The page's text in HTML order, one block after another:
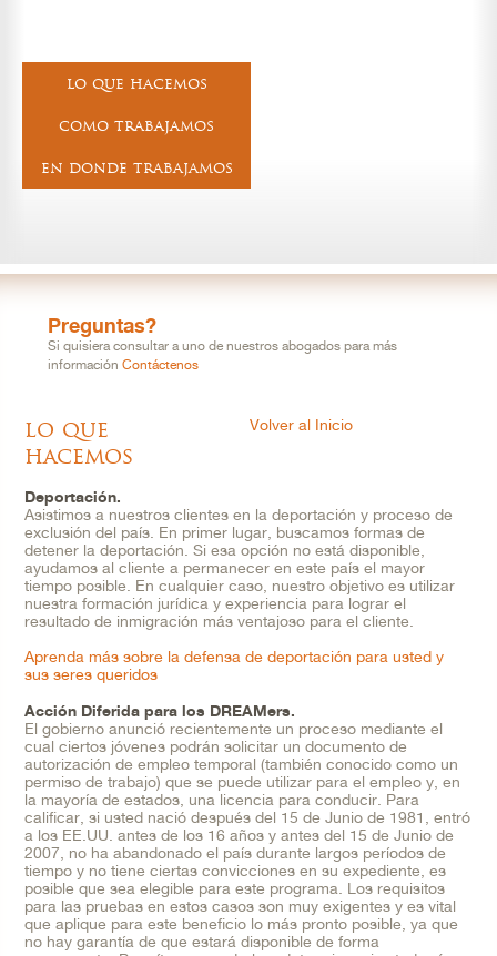
lo que hacemos
como trabajamos
en donde trabajamos
Preguntas?
Si quisiera consultar a uno de nuestros abogados para más
información Contáctenos
Volver al Inicio
lo que
hacemos
Deportación.
Asistimos a nuestros clientes en la deportación y proceso de
exclusión del país. En primer lugar, buscamos formas de
detener la deportación. Si esa opción no está disponible,
ayudamos al cliente a permanecer en este país el mayor
tiempo posible. En cualquier caso, nuestro objetivo es utilizar
nuestra formación jurídica y experiencia para lograr el
resultado de inmigración más ventajoso para el cliente.
Aprenda más sobre la defensa de deportación para usted y
sus seres queridos
Acción Diferida para los DREAMers.
El gobierno anunció recientemente un proceso mediante el
cual ciertos jóvenes podrán solicitar un documento de
autorización de empleo temporal (también conocido como un
permiso de trabajo) que se puede utilizar para el empleo y, en
la mayoría de estados, una licencia para conducir. Para
calificar, si usted nació después del 15 de Junio de 1981, entró
a los EE.UU. antes de los 16 años y antes del 15 de Junio de
2007, no ha abandonado el país durante largos períodos de
tiempo y no tiene ciertas convicciones en su expediente, es
posible que sea elegible para este programa. Los requisitos
para las pruebas en estos casos son muy exigentes y es vital
que aplique para este beneficio lo más pronto posible, ya que
no hay garantía de que estará disponible de forma